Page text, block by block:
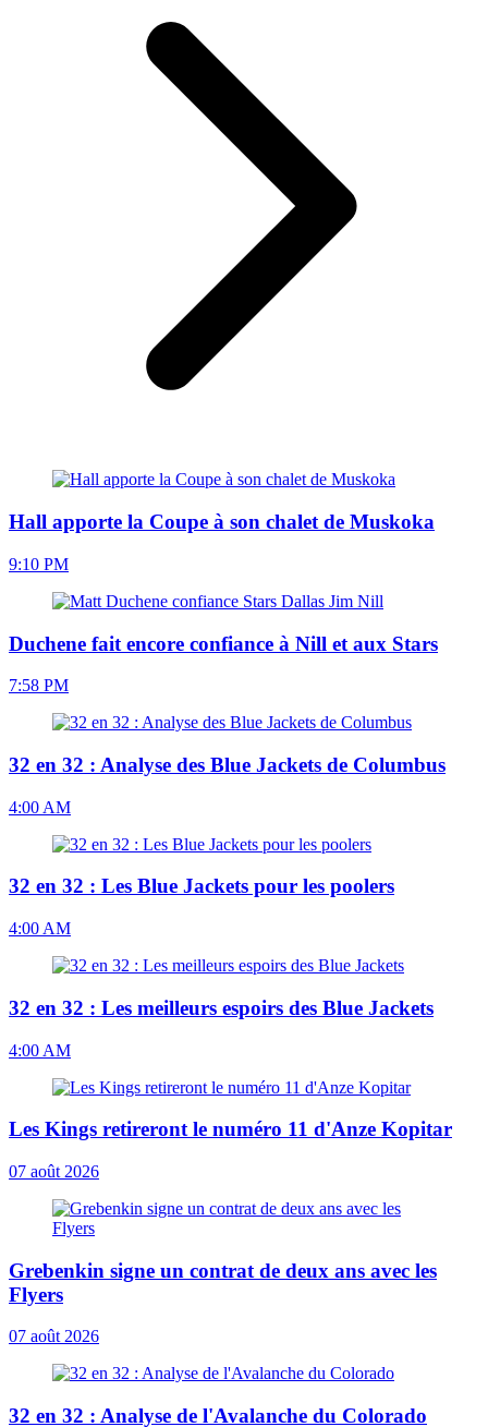
Hall apporte la Coupe à son chalet de Muskoka
9:10 PM
Duchene fait encore confiance à Nill et aux Stars
7:58 PM
32 en 32 : Analyse des Blue Jackets de Columbus
4:00 AM
32 en 32 : Les Blue Jackets pour les poolers
4:00 AM
32 en 32 : Les meilleurs espoirs des Blue Jackets
4:00 AM
Les Kings retireront le numéro 11 d'Anze Kopitar
07 août 2026
Grebenkin signe un contrat de deux ans avec les
Flyers
07 août 2026
32 en 32 : Analyse de l'Avalanche du Colorado